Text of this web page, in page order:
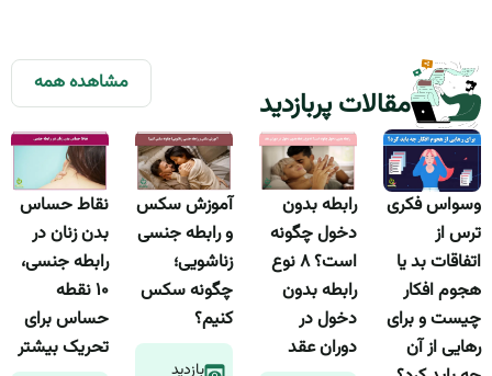
مقالات پربازدید
مشاهده همه
وسواس فکری
ترس از
اتفاقات بد یا
هجوم افکار
چیست و برای
رهایی از آن
رابطه بدون
دخول چگونه
است؟ ۸ نوع
رابطه بدون
دخول در
دوران عقد
آموزش سکس
و رابطه جنسی
زناشویی؛
چگونه سکس
کنیم؟
بازدید
نقاط حساس
بدن زنان در
رابطه جنسی،
۱۰ نقطه
حساس برای
تحریک بیشتر